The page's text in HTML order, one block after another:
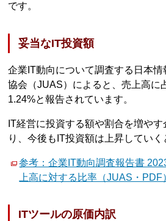
です。
妥当なIT投資額
企業IT動向について調査する日本
協会（JUAS）によると、売上高に
1.24%と報告されています。
IT経営に投資する額や割合を増や
り、今後もIT投資額は上昇していく
参考：企業IT動向調査報告書
上高に対する比率（JUAS・PDF
ITツールの原価内訳